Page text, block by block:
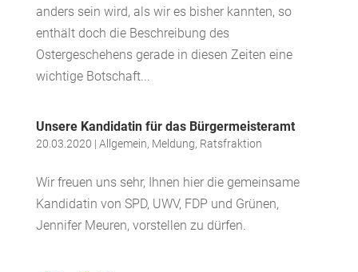
anders sein wird, als wir es bisher kannten, so
enthält doch die Beschreibung des
Ostergeschehens gerade in diesen Zeiten eine
wichtige Botschaft...
Unsere Kandidatin für das Bürgermeisteramt
20.03.2020 | Allgemein, Meldung, Ratsfraktion
Wir freuen uns sehr, Ihnen hier die gemeinsame
Kandidatin von SPD, UWV, FDP und Grünen,
Jennifer Meuren, vorstellen zu dürfen.